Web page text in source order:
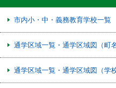
市内小・中・義務教育学校一覧
通学区域一覧・通学区域図（町名
通学区域一覧・通学区域図（学校